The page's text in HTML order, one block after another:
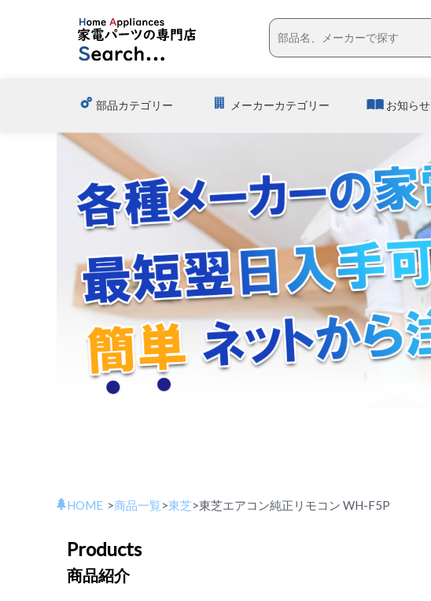
部品カテゴリー メーカーカテゴリー お知らせ
HOME >商品一覧>東芝>東芝エアコン純正リモコン WH-F5P
Products
商品紹介